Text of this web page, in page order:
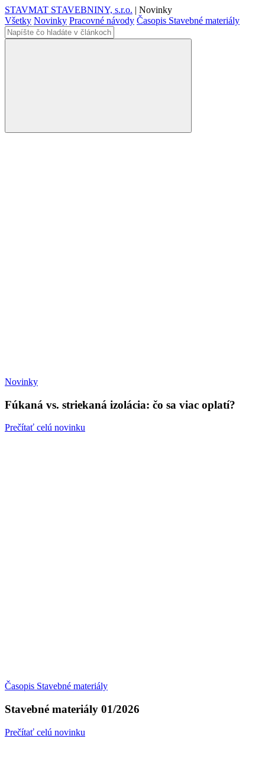
STAVMAT STAVEBNINY, s.r.o. | Novinky
Všetky Novinky Pracovné návody Časopis Stavebné materiály
Novinky
Fúkaná vs. striekaná izolácia: čo sa viac oplatí?
Prečítať celú novinku
Časopis Stavebné materiály
Stavebné materiály 01/2026
Prečítať celú novinku